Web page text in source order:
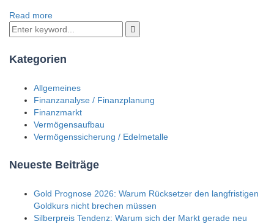
Read more
Kategorien
Allgemeines
Finanzanalyse / Finanzplanung
Finanzmarkt
Vermögensaufbau
Vermögenssicherung / Edelmetalle
Neueste Beiträge
Gold Prognose 2026: Warum Rücksetzer den langfristigen
Goldkurs nicht brechen müssen
Silberpreis Tendenz: Warum sich der Markt gerade neu